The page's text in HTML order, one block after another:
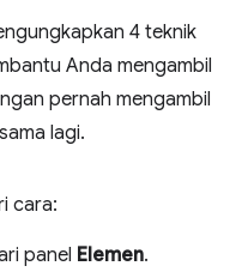
4 teknik
Anda mengambil
pernah mengambil
lagi.
cara:
panel Elemen.